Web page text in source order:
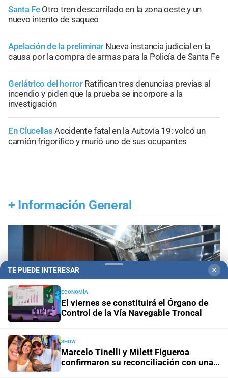
Santa Fe Otro tren descarrilado en la zona oeste y un
nuevo intento de saqueo
Apelación de la preliminar Nueva instancia judicial en la
causa por la compra de armas para la Policía de Santa Fe
Geriátrico del horror Ratifican tres denuncias previas al
incendio y piden que la prueba se incorpore a la
investigación
En Clucellas Accidente fatal en la Autovía 19: volcó un
camión frigorífico y murió uno de sus ocupantes
+ Información General
TE PUEDE INTERESAR ✕
ECONOMÍA
El viernes se constituirá el Órgano de
Control de la Vía Navegable Troncal
SHOW
Marcelo Tinelli y Milett Figueroa
confirmaron su reconciliación con una